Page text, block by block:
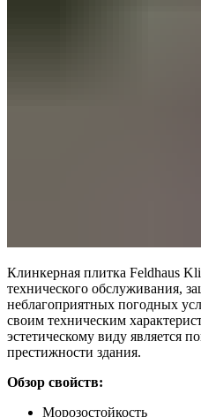
Клинкерная плитка Feldhaus
технического обслуживания,
неблагоприятных погодных
своим техническим
эстетическому виду является
престижности здания.
Обзор свойств:
Морозостойкость